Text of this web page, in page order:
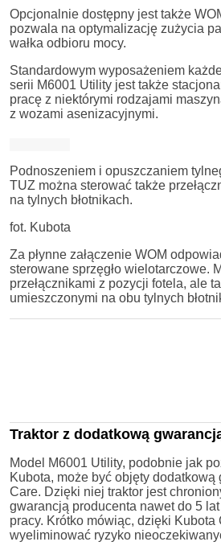
Opcjonalnie dostępny jest także
pozwala na optymalizację zużycia
wałka odbioru mocy.
Standardowym wyposażeniem
serii M6001 Utility jest także
pracę z niektórymi rodzajami
z wozami asenizacyjnymi.
Podnoszeniem i opuszczaniem
TUZ można sterować także
na tylnych błotnikach.
fot. Kubota
Za płynne załączenie WOM
sterowane sprzęgło wielotarczowe.
przełącznikami z pozycji fotela, ale
umieszczonymi na obu tylnych
Traktor z dodatkową
Model M6001 Utility, podobnie jak
Kubota, może być objęty dodatkową
Care. Dzięki niej traktor jest
gwarancją producenta nawet do 5
pracy. Krótko mówiąc, dzięki Kubota
wyeliminować ryzyko